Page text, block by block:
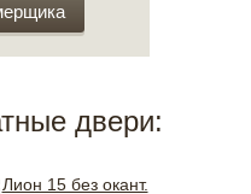
двери: